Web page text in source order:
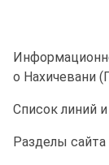
о Нахичевани
Список линий
Разделы сайта